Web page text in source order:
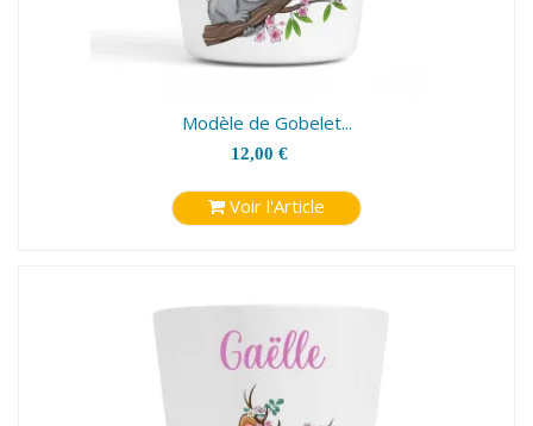
Modèle de Gobelet...
12,00 €
Voir l'Article